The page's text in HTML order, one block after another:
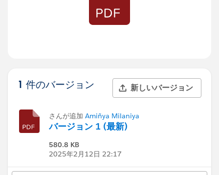
1 件のバージョン 新しいバージョン
さんが追加 Amiñya Milaniya
バージョン 1 (最新)
580.8 KB
2025年2月12日 22:17